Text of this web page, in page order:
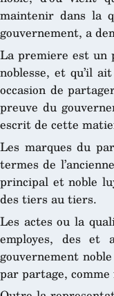
maintenir dans la
gouvernement, a
La premiere est un
noblesse, et qu’il
occasion de
preuve du
escrit de cette
Les marques du
termes de
principal et noble
des tiers au tiers.
Les actes ou la
employes, des et
gouvernement
par partage,